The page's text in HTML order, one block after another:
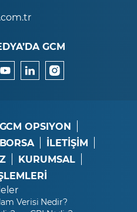
GCM
GCM OPSIYON
İLETİŞİM
KURUMSAL
Verisi Nedir?